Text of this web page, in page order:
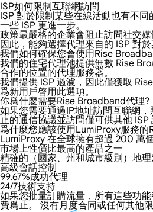
ISP如何限制互聯網訪問
ISP 對於限制某些在線活動也有不
一些 ISP 更進一步。
政策最嚴格的企業會阻止訪問社交
因此，能夠選擇代理來自的 ISP 對
我們如何確保您會使用Rise
我們的住宅代理池提供無數 Rise
合作的位置的代理服務器。
我們提供 ISP 過濾，因此僅獲取
爲新用戶啓用此選項。
你爲什麼需要Rise Broadband代理?
如果您需要通過IP地址訪問互聯網
止的通信協議並訪問僅可供其他
爲什麼您應該使用LumiProxy服務
LumiProxy 在全球擁有超過 200 萬
市場上性價比最高的產品之一
精確的（國家、州和城市級別）地
高級會話控制
99.67%成功代理
24/7技術支持
如果您批量訂購流量，所有這些功
費爲止。 沒有月度合同或任何其他限